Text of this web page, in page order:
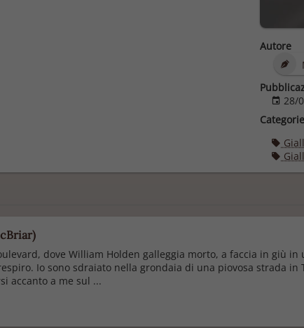
Autore
28/
Categorie
dove William Holden galleggia morto, a faccia in giù
Io sono sdraiato nella grondaia di una piovosa strada
accanto a me sul ...